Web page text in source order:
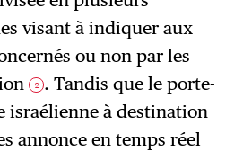
visant à indiquer aux
ou non par les
2 . Tandis que le porte-
israélienne à destination
annonce en temps réel